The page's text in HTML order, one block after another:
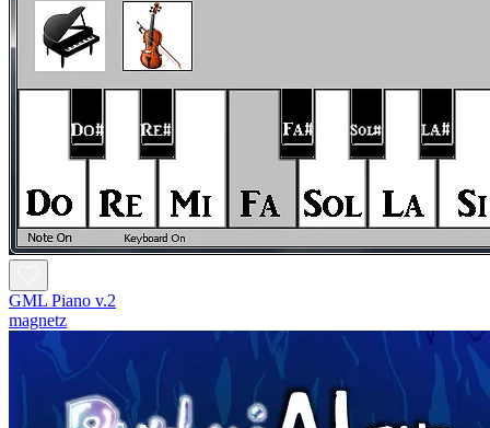
GML Piano v.2
magnetz